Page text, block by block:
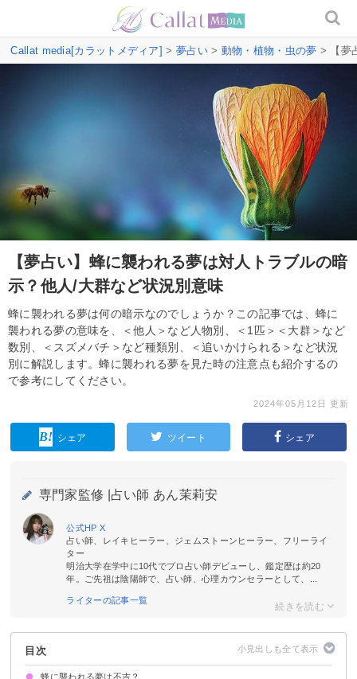
Callat media[カラットメディア] > 夢占い> 動物・植物・虫の夢 > 【夢
【夢占い】蜂に襲われる夢は対人トラブルの暗
示？他人/大群など状況別意味
蜂に襲われる夢は何の暗示なのでしょうか？この記事では、蜂に
襲われる夢の意味を、＜他人＞など人物別、＜1匹＞＜大群＞など
数別、＜スズメバチ＞など種類別、＜追いかけられる＞など状況
別に解説します。蜂に襲われる夢を見た時の注意点も紹介するの
で参考にしてください。
2024年05月12日 更新
シェア ツイート シェア
専門家監修 | 占い師 あん茉莉安
公式HP X
占い師、レイキヒーラー、ジェムストーンヒーラー、フリーライ
ター
明治大学在学中に10代でプロ占い師デビューし、鑑定歴は約20
年。ご先祖は陰陽師で、占い師、心理カウンセラーとして、...
ライターの記事一覧
目次
蜂に襲われる夢は不吉？